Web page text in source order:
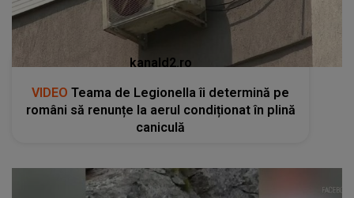
kanald2.ro
VIDEO Teama de Legionella îi determină pe
români să renunțe la aerul condiționat în plină
caniculă